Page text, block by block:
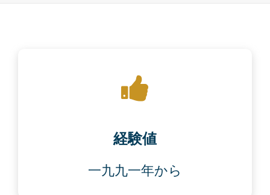
経験値
一九九一年から